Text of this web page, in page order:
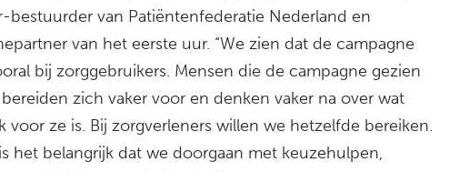
bestuurder van Patiëntenfederatie Nederland en
van het eerste uur. “We zien dat de campagne
bij zorggebruikers. Mensen die de campagne gezien
zich vaker voor en denken vaker na over wat
voor ze is. Bij zorgverleners willen we hetzelfde bereiken.
het belangrijk dat we doorgaan met keuzehulpen,